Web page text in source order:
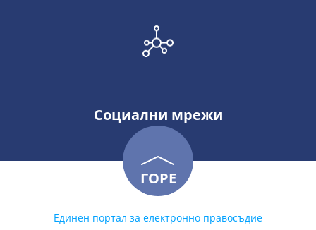
Социални мрежи
ГОРЕ
Единен портал за електронно правосъдие